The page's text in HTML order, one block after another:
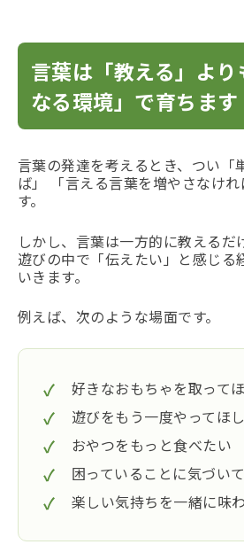
言葉は「教える」より
なる環境」で育ちます
言葉の発達を考えるとき、つい「
ば」 「言える言葉を増やさなけ
す。
しかし、言葉は一方的に教えるだ
遊びの中で「伝えたい」と感じる
いきます。
例えば、次のような場面です。
好きなおもちゃを取って
遊びをもう一度やってほ
おやつをもっと食べたい
困っていることに気づい
楽しい気持ちを一緒に味